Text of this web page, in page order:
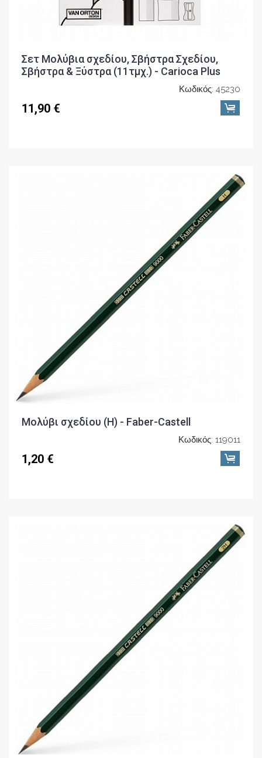
Σετ Μολύβια σχεδίου, Σβήστρα Σχεδίου,
Σβήστρα & Ξύστρα (11τμχ.) - Carioca Plus
Κωδικός: 45230
11,90 €
Μολύβι σχεδίου (H) - Faber-Castell
Κωδικός: 119011
1,20 €